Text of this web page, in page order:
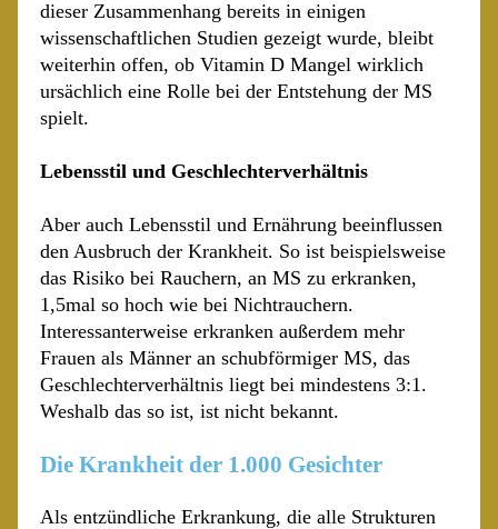
dieser Zusammenhang bereits in einigen
wissenschaftlichen Studien gezeigt wurde, bleibt
weiterhin offen, ob Vitamin D Mangel wirklich
ursächlich eine Rolle bei der Entstehung der MS
spielt.
Lebensstil und Geschlechterverhältnis
Aber auch Lebensstil und Ernährung beeinflussen
den Ausbruch der Krankheit. So ist beispielsweise
das Risiko bei Rauchern, an MS zu erkranken,
1,5mal so hoch wie bei Nichtrauchern.
Interessanterweise erkranken außerdem mehr
Frauen als Männer an schubförmiger MS, das
Geschlechterverhältnis liegt bei mindestens 3:1.
Weshalb das so ist, ist nicht bekannt.
Die Krankheit der 1.000 Gesichter
Als entzündliche Erkrankung, die alle Strukturen